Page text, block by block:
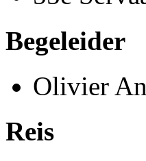
Begeleider
Olivier
Reis